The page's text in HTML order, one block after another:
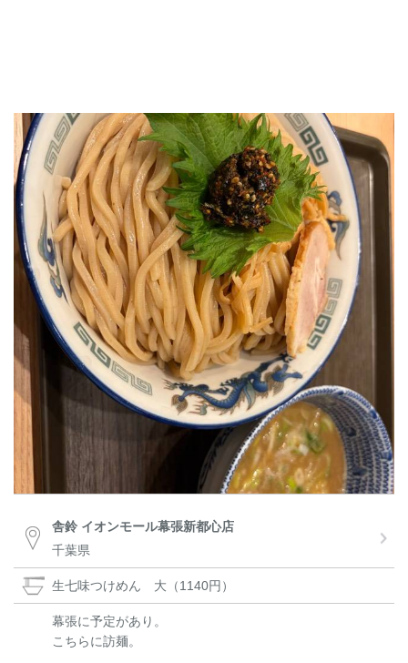
舎鈴 イオンモール幕張新都心店
千葉県
生七味つけめん 大（1140円）
幕張に予定があり。
こちらに訪麺。